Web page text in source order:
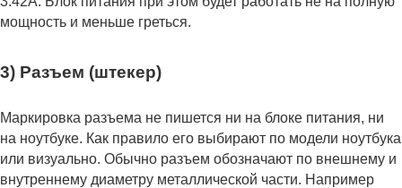
мощность и меньше греться.
3) Разъем (штекер)
Маркировка разъема не пишется ни на блоке питания, ни
на ноутбуке. Как правило его выбирают по модели ноутбука
или визуально. Обычно разъем обозначают по внешнему и
внутреннему диаметру металлической части. Например